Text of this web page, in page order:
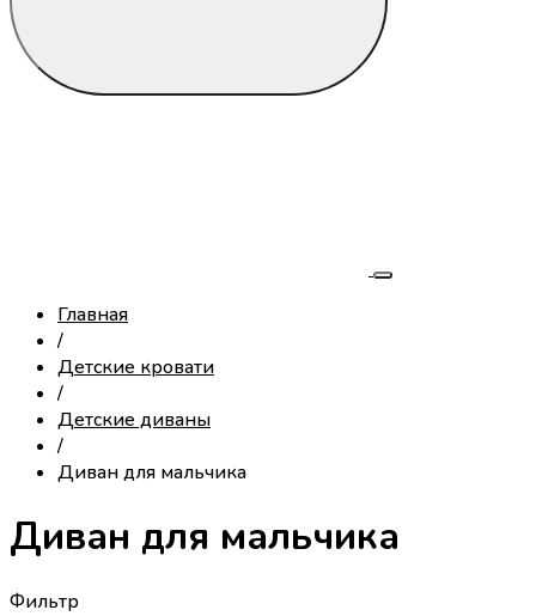
Главная
/
Детские кровати
/
Детские диваны
/
Диван для мальчика
Диван для мальчика
Фильтр